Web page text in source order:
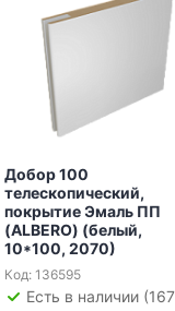
Добор 100
телескопический,
покрытие Эмаль ПП
(ALBERO) (белый,
10*100, 2070)
Код: 136595
Есть в наличии